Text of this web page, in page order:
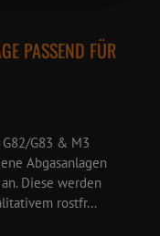
PASSEND FÜR
G83 & M3
Abgasanlagen
Diese werden
rostfr...